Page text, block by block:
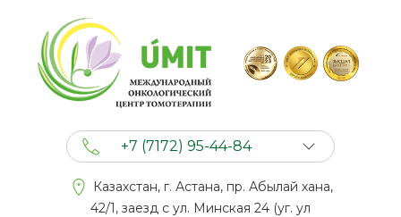
+7 (7172) 95-44-84
+7 (777) 201 44 44
Казахстан, г. Астана, пр. Абылай хана,
42/1, заезд с ул. Минская 24 (уг. ул